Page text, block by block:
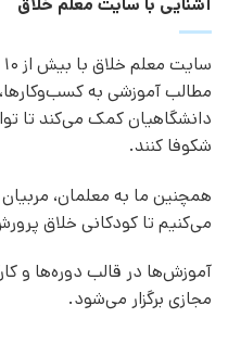
آشنایی با سایت معلم خلاق
مطالب آموزشی به
دانشگاهیان کمک می‌کند تا
شکوفا کنند.
همچنین ما به معلمان،
می‌کنیم تا کودکانی خلاق
آموزش‌ها در قالب دوره‌ها و
مجازی برگزار می‌شود.